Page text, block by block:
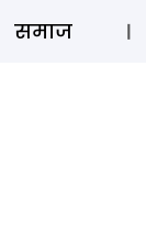
लॉग इन
समाज